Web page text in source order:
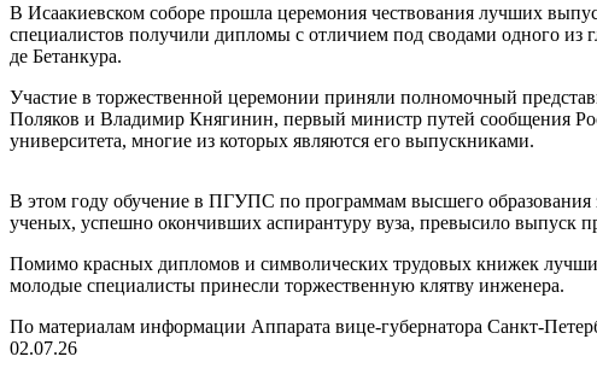
В Исаакиевском соборе прошла церемония чествования лучших
специалистов получили дипломы с отличием под сводами одного из
де Бетанкура.
Участие в торжественной церемонии приняли полномочный
Поляков и Владимир Княгинин, первый министр путей сообщения
университета, многие из которых являются его выпускниками.
В этом году обучение в ПГУПС по программам высшего
ученых, успешно окончивших аспирантуру вуза, превысило выпуск
Помимо красных дипломов и символических трудовых книжек
молодые специалисты принесли торжественную клятву инженера.
По материалам информации Аппарата вице-губернатора Санкт-
02.07.26